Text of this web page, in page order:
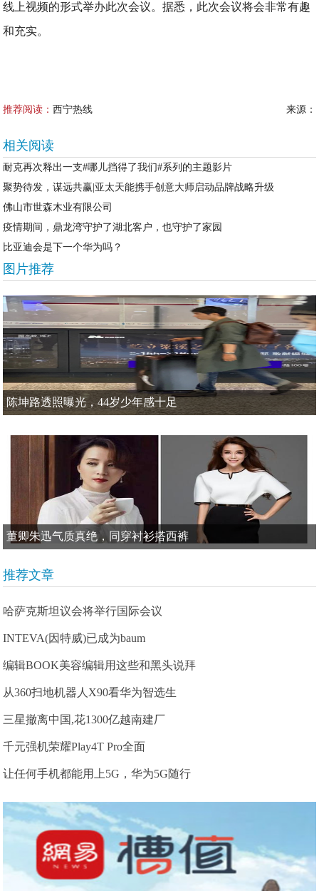
线上视频的形式举办此次会议。据悉，此次会议将会非常有趣
和充实。
推荐阅读：西宁热线 来源：
相关阅读
耐克再次释出一支#哪儿挡得了我们#系列的主题影片
聚势待发，谋远共赢|亚太天能携手创意大师启动品牌战略升级
佛山市世森木业有限公司
疫情期间，鼎龙湾守护了湖北客户，也守护了家园
比亚迪会是下一个华为吗？
图片推荐
陈坤路透照曝光，44岁少年感十足
董卿朱迅气质真绝，同穿衬衫搭西裤
推荐文章
哈萨克斯坦议会将举行国际会议
INTEVA(因特威)已成为baum
编辑BOOK美容编辑用这些和黑头说拜
从360扫地机器人X90看华为智选生
三星撤离中国,花1300亿越南建厂
千元强机荣耀Play4T Pro全面
让任何手机都能用上5G，华为5G随行